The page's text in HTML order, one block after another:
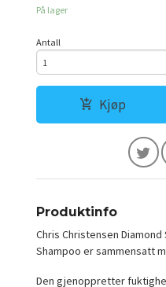
På lager
Antall
Kjøp
Produktinfo
Chris Christensen
Shampoo er sammensatt
Den gjenoppretter